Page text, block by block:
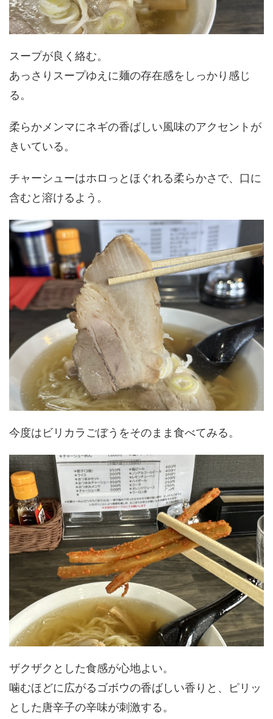
スープが良く絡む。
あっさりスープゆえに麺の存在感をしっかり感じ
る。
柔らかメンマにネギの香ばしい風味のアクセントが
きいている。
チャーシューはホロっとほぐれる柔らかさで、口に
含むと溶けるよう。
今度はビリカラごぼうをそのまま食べてみる。
ザクザクとした食感が心地よい。
噛むほどに広がるゴボウの香ばしい香りと、ピリッ
とした唐辛子の辛味が刺激する。